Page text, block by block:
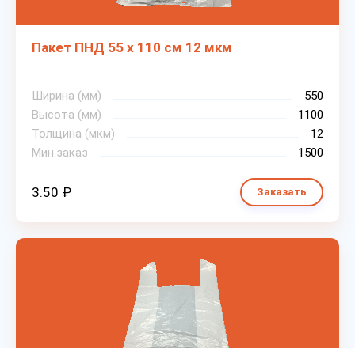
Пакет ПНД 55 х 110 см 12 мкм
Ширина (мм)
550
Высота (мм)
1100
Толщина (мкм)
12
Мин.заказ
1500
3.50 ₽ Заказать